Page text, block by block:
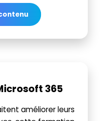
365
améliorer leurs